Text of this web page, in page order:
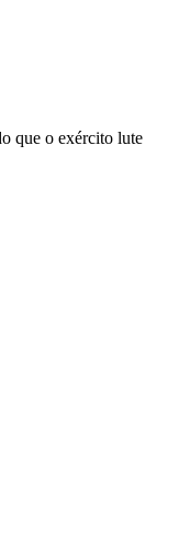
que o exército lute